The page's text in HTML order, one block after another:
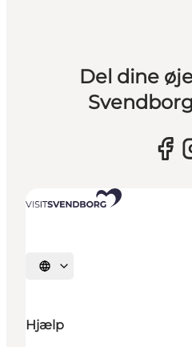
Del dine
Vælg sprog
Hjælp